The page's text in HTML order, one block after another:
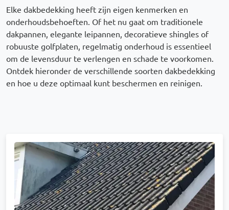
Elke dakbedekking heeft zijn eigen kenmerken en
onderhoudsbehoeften. Of het nu gaat om traditionele
dakpannen, elegante leipannen, decoratieve shingles of
robuuste golfplaten, regelmatig onderhoud is essentieel
om de levensduur te verlengen en schade te voorkomen.
Ontdek hieronder de verschillende soorten dakbedekking
en hoe u deze optimaal kunt beschermen en reinigen.
Afbeelding